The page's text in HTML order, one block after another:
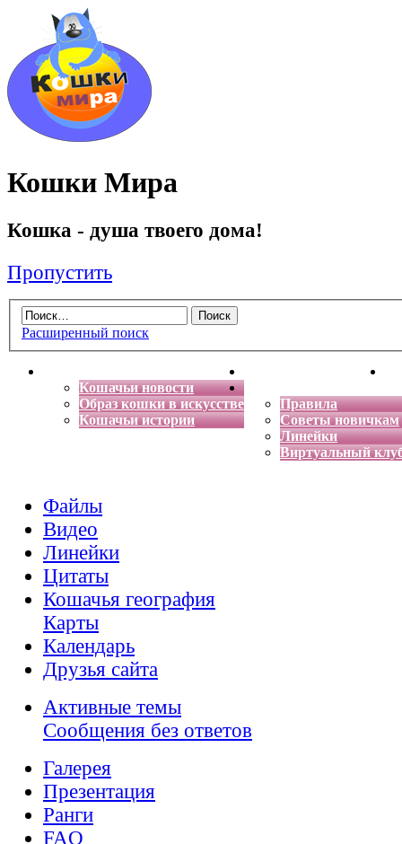
Кошки Мира
Кошка - душа твоего дома!
Пропустить
Расширенный поиск
Кошачьи новости
Образ кошки в искусстве
Кошачьи истории
Энциклопедия кошек
Правила
Советы новичкам
Линейки
Виртуальный
Файлы
Видео
Линейки
Цитаты
Кошачья география
Карты
Календарь
Друзья сайта
Активные темы
Сообщения без ответов
Галерея
Презентация
Ранги
FAQ